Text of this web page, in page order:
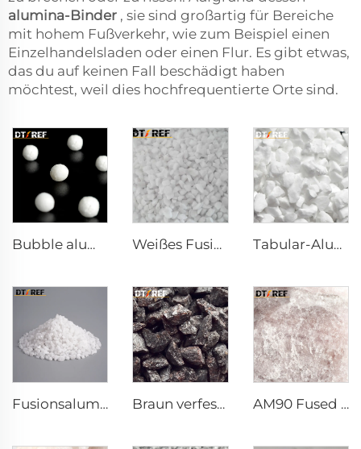
alumina-Binder , sie sind großartig für Bereiche
mit hohem Fußverkehr, wie zum Beispiel einen
Einzelhandelsladen oder einen Flur. Es gibt etwas,
das du auf keinen Fall beschädigt haben
möchtest, weil dies hochfrequentierte Orte sind.
Bubble alumina Weißes Fusionsaluminiumoxid Tabular-Alumina
Fusionsalumina-Pulver Braun verfestigtes Alumina AM90 Fused Alumina Magnesia Spinel